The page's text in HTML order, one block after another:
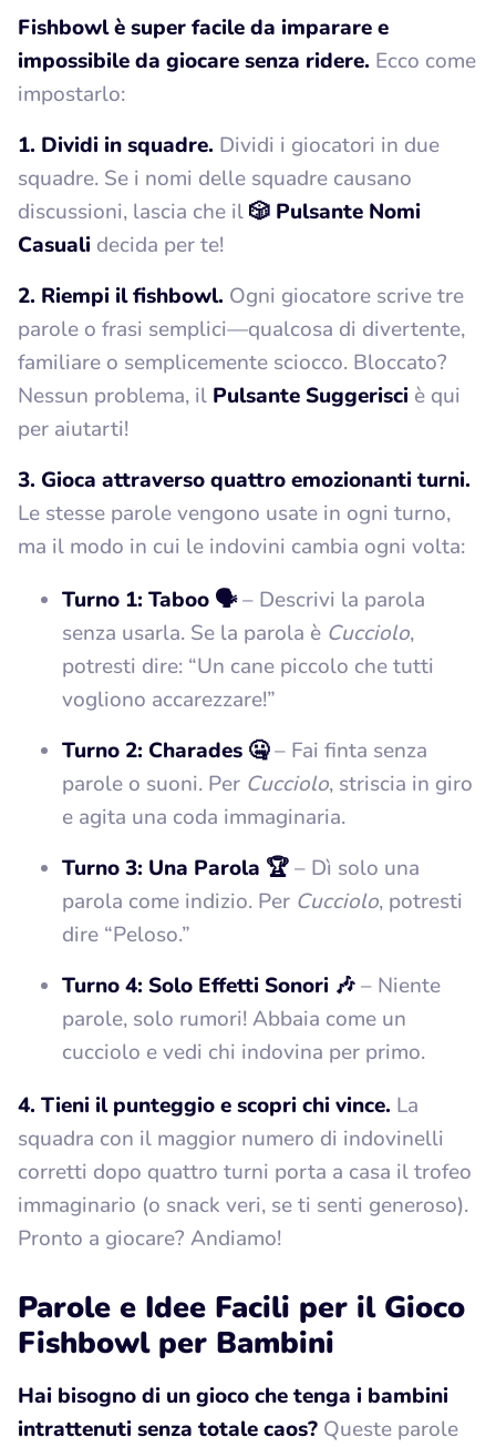
Fishbowl è super facile da imparare e
impossibile da giocare senza ridere. Ecco come
impostarlo:
1. Dividi in squadre. Dividi i giocatori in due
squadre. Se i nomi delle squadre causano
discussioni, lascia che il🎲 Pulsante Nomi
Casuali decida per te!
2. Riempi il fishbowl. Ogni giocatore scrive tre
parole o frasi semplici—qualcosa di divertente,
familiare o semplicemente sciocco. Bloccato?
Nessun problema, il Pulsante Suggerisci è qui
per aiutarti!
3. Gioca attraverso quattro emozionanti turni.
Le stesse parole vengono usate in ogni turno,
ma il modo in cui le indovini cambia ogni volta:
Turno 1: Taboo 🗣️– Descrivi la parola
senza usarla. Se la parola è Cucciolo,
potresti dire: “Un cane piccolo che tutti
vogliono accarezzare!”
Turno 2: Charades 🤐– Fai finta senza
parole o suoni. Per Cucciolo, striscia in giro
e agita una coda immaginaria.
Turno 3: Una Parola 🏆– Dì solo una
parola come indizio. Per Cucciolo, potresti
dire “Peloso.”
Turno 4: Solo Effetti Sonori 🎶– Niente
parole, solo rumori! Abbaia come un
cucciolo e vedi chi indovina per primo.
4. Tieni il punteggio e scopri chi vince. La
squadra con il maggior numero di indovinelli
corretti dopo quattro turni porta a casa il trofeo
immaginario (o snack veri, se ti senti generoso).
Pronto a giocare? Andiamo!
Parole e Idee Facili per il Gioco
Fishbowl per Bambini
Hai bisogno di un gioco che tenga i bambini
intrattenuti senza totale caos? Queste parole